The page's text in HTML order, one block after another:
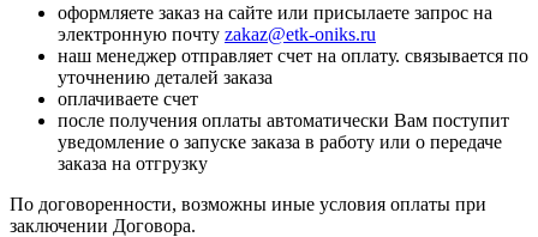
оформляете заказ на сайте или присылаете запрос на
электронную почту zakaz@etk-oniks.ru
наш менеджер отправляет счет на оплату. связывается по
уточнению деталей заказа
оплачиваете счет
после получения оплаты автоматически Вам поступит
уведомление о запуске заказа в работу или о передаче
заказа на отгрузку
По договоренности, возможны иные условия оплаты при
заключении Договора.